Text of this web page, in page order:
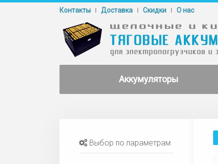
Контакты Доставка Cкидки О нас
Аккумуляторы
Выбор по параметрам